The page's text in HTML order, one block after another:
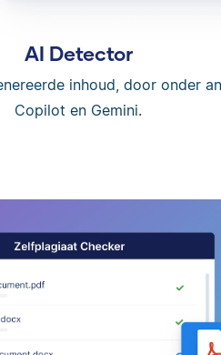
AI Detector
inhoud, door onder
Copilot en Gemini.